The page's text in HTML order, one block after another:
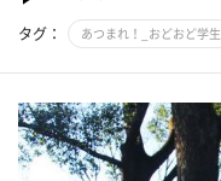
タグ： あつまれ！_おどおど学生